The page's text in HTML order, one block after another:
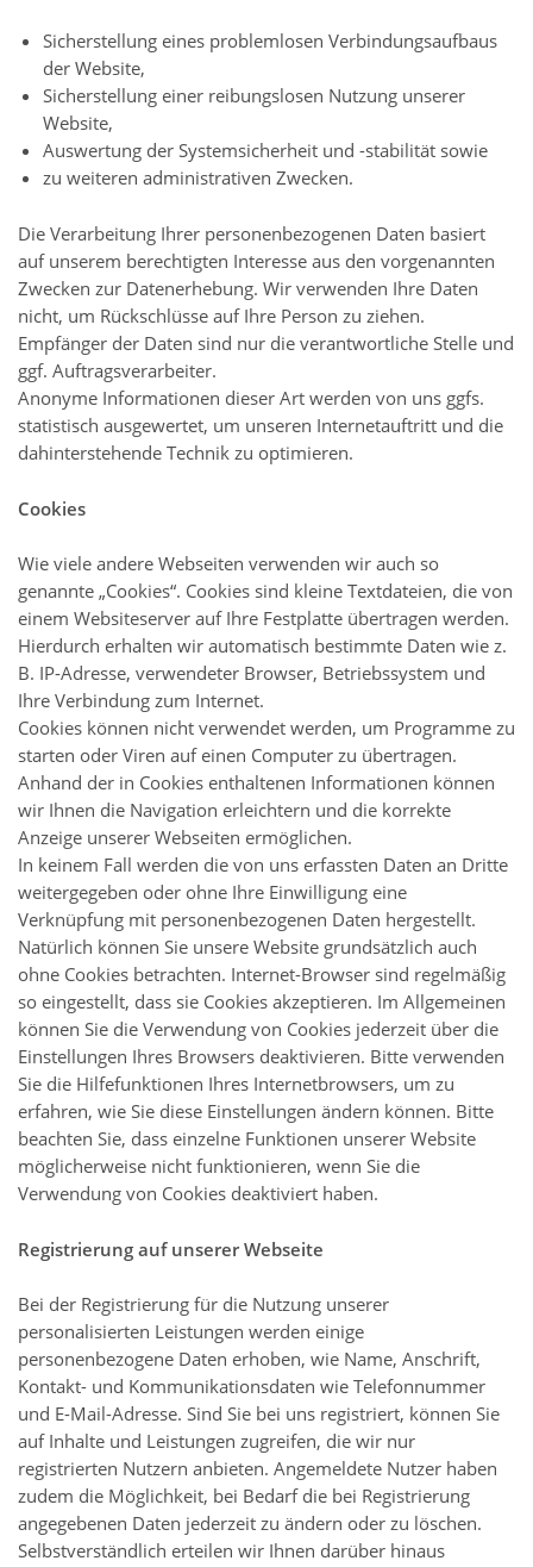
Sicherstellung eines problemlosen Verbindungsaufbaus
der Website,
Sicherstellung einer reibungslosen Nutzung unserer
Website,
Auswertung der Systemsicherheit und -stabilität sowie
zu weiteren administrativen Zwecken.
Die Verarbeitung Ihrer personenbezogenen Daten basiert
auf unserem berechtigten Interesse aus den vorgenannten
Zwecken zur Datenerhebung. Wir verwenden Ihre Daten
nicht, um Rückschlüsse auf Ihre Person zu ziehen.
Empfänger der Daten sind nur die verantwortliche Stelle und
ggf. Auftragsverarbeiter.
Anonyme Informationen dieser Art werden von uns ggfs.
statistisch ausgewertet, um unseren Internetauftritt und die
dahinterstehende Technik zu optimieren.
Cookies
Wie viele andere Webseiten verwenden wir auch so
genannte „Cookies“. Cookies sind kleine Textdateien, die von
einem Websiteserver auf Ihre Festplatte übertragen werden.
Hierdurch erhalten wir automatisch bestimmte Daten wie z.
B. IP-Adresse, verwendeter Browser, Betriebssystem und
Ihre Verbindung zum Internet.
Cookies können nicht verwendet werden, um Programme zu
starten oder Viren auf einen Computer zu übertragen.
Anhand der in Cookies enthaltenen Informationen können
wir Ihnen die Navigation erleichtern und die korrekte
Anzeige unserer Webseiten ermöglichen.
In keinem Fall werden die von uns erfassten Daten an Dritte
weitergegeben oder ohne Ihre Einwilligung eine
Verknüpfung mit personenbezogenen Daten hergestellt.
Natürlich können Sie unsere Website grundsätzlich auch
ohne Cookies betrachten. Internet-Browser sind regelmäßig
so eingestellt, dass sie Cookies akzeptieren. Im Allgemeinen
können Sie die Verwendung von Cookies jederzeit über die
Einstellungen Ihres Browsers deaktivieren. Bitte verwenden
Sie die Hilfefunktionen Ihres Internetbrowsers, um zu
erfahren, wie Sie diese Einstellungen ändern können. Bitte
beachten Sie, dass einzelne Funktionen unserer Website
möglicherweise nicht funktionieren, wenn Sie die
Verwendung von Cookies deaktiviert haben.
Registrierung auf unserer Webseite
Bei der Registrierung für die Nutzung unserer
personalisierten Leistungen werden einige
personenbezogene Daten erhoben, wie Name, Anschrift,
Kontakt- und Kommunikationsdaten wie Telefonnummer
und E-Mail-Adresse. Sind Sie bei uns registriert, können Sie
auf Inhalte und Leistungen zugreifen, die wir nur
registrierten Nutzern anbieten. Angemeldete Nutzer haben
zudem die Möglichkeit, bei Bedarf die bei Registrierung
angegebenen Daten jederzeit zu ändern oder zu löschen.
Selbstverständlich erteilen wir Ihnen darüber hinaus